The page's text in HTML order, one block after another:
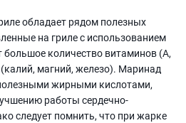
обладает рядом полезных
на гриле с использованием
большое количество витаминов (А,
магний, железо). Маринад
жирными кислотами,
работы сердечно-
следует помнить, что при жарке